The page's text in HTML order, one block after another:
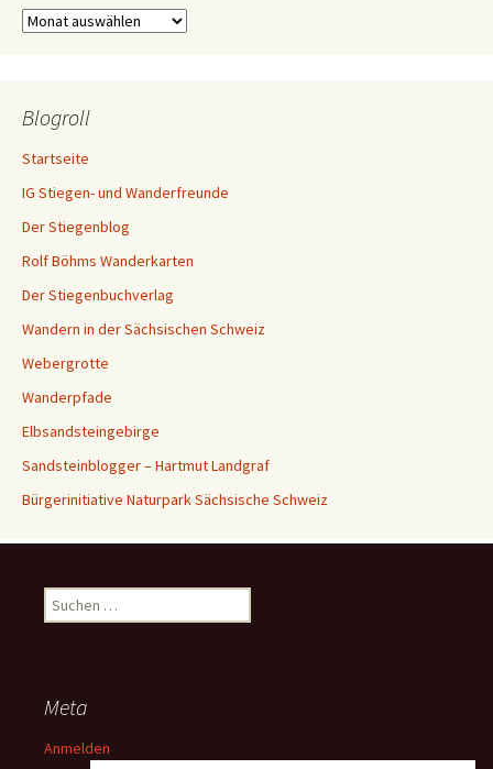
Archiv
Blogroll
Startseite
IG Stiegen- und Wanderfreunde
Der Stiegenblog
Rolf Böhms Wanderkarten
Der Stiegenbuchverlag
Wandern in der Sächsischen Schweiz
Webergrotte
Wanderpfade
Elbsandsteingebirge
Sandsteinblogger – Hartmut Landgraf
Bürgerinitiative Naturpark Sächsische Schweiz
Suchen
nach:
Meta
Anmelden